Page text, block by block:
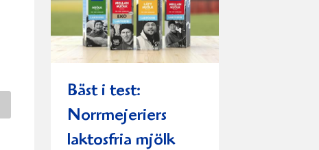
Bäst i test:
Norrmejeriers
laktosfria mjölk